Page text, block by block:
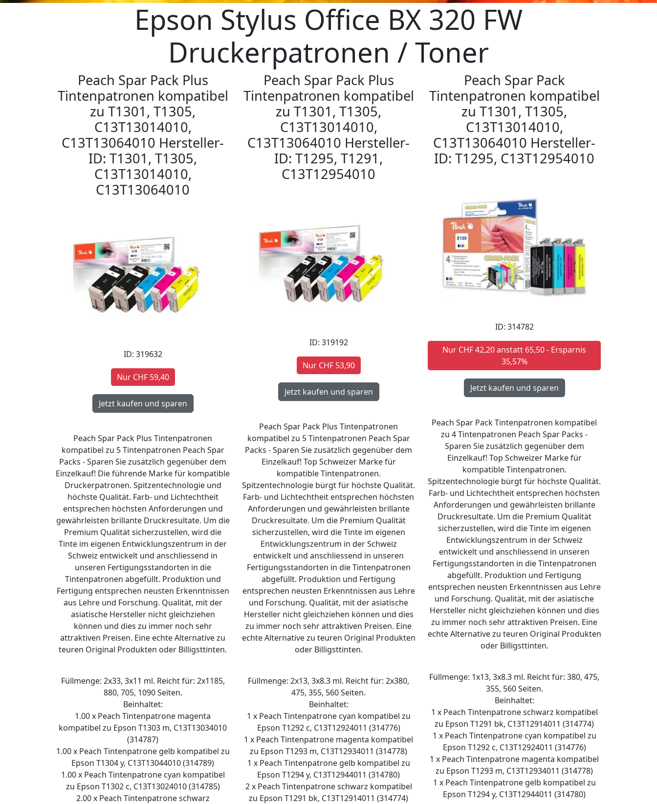
Epson Stylus Office BX 320 FW
Druckerpatronen / Toner
Peach Spar Pack Plus
Tintenpatronen kompatibel
zu T1301, T1305,
C13T13014010,
C13T13064010 Hersteller-
ID: T1301, T1305,
C13T13014010,
C13T13064010
ID: 319632
Nur CHF 59,40
Peach Spar Pack Plus Tintenpatronen
kompatibel zu 5 Tintenpatronen Peach Spar
Packs - Sparen Sie zusätzlich gegenüber dem
Einzelkauf! Die führende Marke für kompatible
Druckerpatronen. Spitzentechnologie und
höchste Qualität. Farb- und Lichtechtheit
entsprechen höchsten Anforderungen und
gewährleisten brillante Druckresultate. Um die
Premium Qualität sicherzustellen, wird die
Tinte im eigenen Entwicklungszentrum in der
Schweiz entwickelt und anschliessend in
unseren Fertigungsstandorten in die
Tintenpatronen abgefüllt. Produktion und
Fertigung entsprechen neusten Erkenntnissen
aus Lehre und Forschung. Qualität, mit der
asiatische Hersteller nicht gleichziehen
können und dies zu immer noch sehr
attraktiven Preisen. Eine echte Alternative zu
teuren Original Produkten oder Billigsttinten.
Füllmenge: 2x33, 3x11 ml. Reicht für: 2x1185,
880, 705, 1090 Seiten.
Beinhaltet:
1.00 x Peach Tintenpatrone magenta
kompatibel zu Epson T1303 m, C13T13034010
(314787)
1.00 x Peach Tintenpatrone gelb kompatibel zu
Epson T1304 y, C13T13044010 (314789)
1.00 x Peach Tintenpatrone cyan kompatibel
zu Epson T1302 c, C13T13024010 (314785)
2.00 x Peach Tintenpatrone schwarz
Peach Spar Pack Plus
Tintenpatronen kompatibel
zu T1301, T1305,
C13T13014010,
C13T13064010 Hersteller-
ID: T1295, T1291,
C13T12954010
ID: 319192
Nur CHF 53,90
Peach Spar Pack Plus Tintenpatronen
kompatibel zu 5 Tintenpatronen Peach Spar
Packs - Sparen Sie zusätzlich gegenüber dem
Einzelkauf! Top Schweizer Marke für
kompatible Tintenpatronen.
Spitzentechnologie bürgt für höchste Qualität.
Farb- und Lichtechtheit entsprechen höchsten
Anforderungen und gewährleisten brillante
Druckresultate. Um die Premium Qualität
sicherzustellen, wird die Tinte im eigenen
Entwicklungszentrum in der Schweiz
entwickelt und anschliessend in unseren
Fertigungsstandorten in die Tintenpatronen
abgefüllt. Produktion und Fertigung
entsprechen neusten Erkenntnissen aus Lehre
und Forschung. Qualität, mit der asiatische
Hersteller nicht gleichziehen können und dies
zu immer noch sehr attraktiven Preisen. Eine
echte Alternative zu teuren Original Produkten
oder Billigsttinten.
Füllmenge: 2x13, 3x8.3 ml. Reicht für: 2x380,
475, 355, 560 Seiten.
Beinhaltet:
1 x Peach Tintenpatrone cyan kompatibel zu
Epson T1292 c, C13T12924011 (314776)
1 x Peach Tintenpatrone magenta kompatibel
zu Epson T1293 m, C13T12934011 (314778)
1 x Peach Tintenpatrone gelb kompatibel zu
Epson T1294 y, C13T12944011 (314780)
2 x Peach Tintenpatrone schwarz kompatibel
zu Epson T1291 bk, C13T12914011 (314774)
Peach Spar Pack
Tintenpatronen kompatibel
zu T1301, T1305,
C13T13014010,
C13T13064010 Hersteller-
ID: T1295, C13T12954010
ID: 314782
Nur CHF 42,20 anstatt 65,50 - Ersparnis
35,57%
Peach Spar Pack Tintenpatronen kompatibel
zu 4 Tintenpatronen Peach Spar Packs -
Sparen Sie zusätzlich gegenüber dem
Einzelkauf! Top Schweizer Marke für
kompatible Tintenpatronen.
Spitzentechnologie bürgt für höchste Qualität.
Farb- und Lichtechtheit entsprechen höchsten
Anforderungen und gewährleisten brillante
Druckresultate. Um die Premium Qualität
sicherzustellen, wird die Tinte im eigenen
Entwicklungszentrum in der Schweiz
entwickelt und anschliessend in unseren
Fertigungsstandorten in die Tintenpatronen
abgefüllt. Produktion und Fertigung
entsprechen neusten Erkenntnissen aus Lehre
und Forschung. Qualität, mit der asiatische
Hersteller nicht gleichziehen können und dies
zu immer noch sehr attraktiven Preisen. Eine
echte Alternative zu teuren Original Produkten
oder Billigsttinten.
Füllmenge: 1x13, 3x8.3 ml. Reicht für: 380, 475,
355, 560 Seiten.
Beinhaltet:
1 x Peach Tintenpatrone schwarz kompatibel
zu Epson T1291 bk, C13T12914011 (314774)
1 x Peach Tintenpatrone cyan kompatibel zu
Epson T1292 c, C13T12924011 (314776)
1 x Peach Tintenpatrone magenta kompatibel
zu Epson T1293 m, C13T12934011 (314778)
1 x Peach Tintenpatrone gelb kompatibel zu
Epson T1294 y, C13T12944011 (314780)